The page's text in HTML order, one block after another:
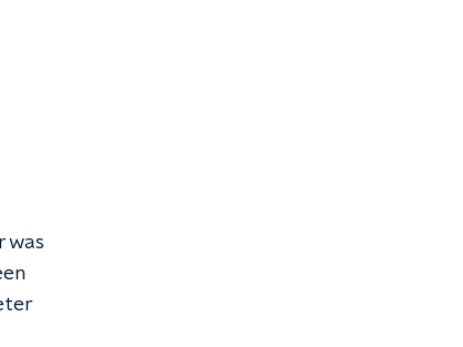
was